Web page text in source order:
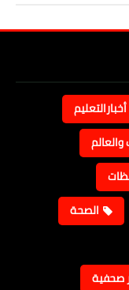
أخبارالتعليم
والعالم
الصحة
صحفية